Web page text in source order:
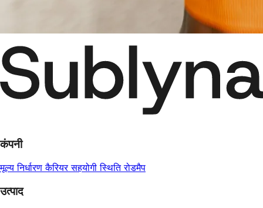
कंपनी
मूल्य निर्धारणकैरियरसहयोगीस्थितिरोडमैप
उत्पाद